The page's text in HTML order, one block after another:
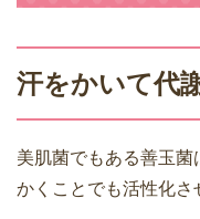
汗をかいて代
美肌菌でもある善玉
かくことでも活性化さ